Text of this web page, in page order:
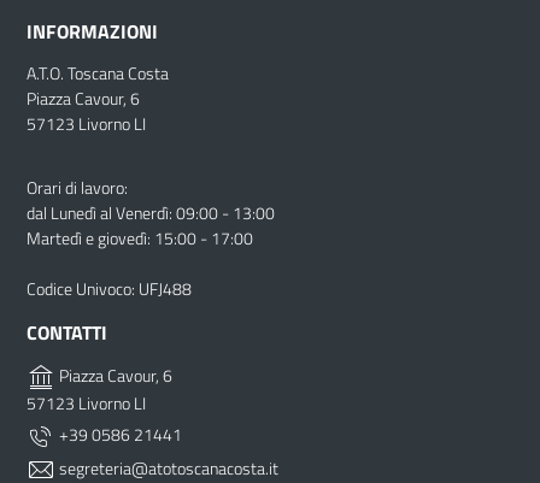
INFORMAZIONI
A.T.O. Toscana Costa
Piazza Cavour, 6
57123 Livorno LI
Orari di lavoro:
dal Lunedì al Venerdì: 09:00 - 13:00
Martedì e giovedì: 15:00 - 17:00
Codice Univoco: UFJ488
CONTATTI
Piazza Cavour, 6
57123 Livorno LI
+39 0586 21441
segreteria@atotoscanacosta.it